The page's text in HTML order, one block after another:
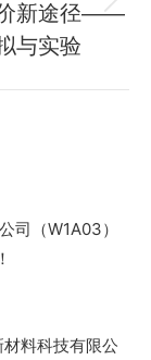
价新途径——
与实验
司（W1A03）
料科技有限公